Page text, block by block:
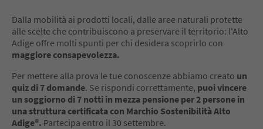
Dalla mobilità ai prodotti locali, dalle aree naturali protette
alle scelte che contribuiscono a preservare il territorio: l'Alto
Adige offre molti spunti per chi desidera scoprirlo con
maggiore consapevolezza.
Per mettere alla prova le tue conoscenze abbiamo creato un
quiz di 7 domande. Se rispondi correttamente, puoi vincere
un soggiorno di 7 notti in mezza pensione per 2 persone in
una struttura certificata con Marchio Sostenibilità Alto
Adige®. Partecipa entro il 30 settembre.